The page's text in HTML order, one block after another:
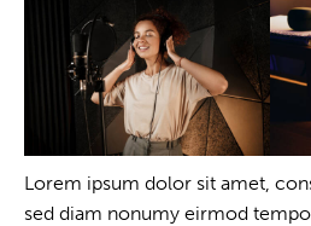
Lorem ipsum dolor sit amet,
sed diam nonumy eirmod